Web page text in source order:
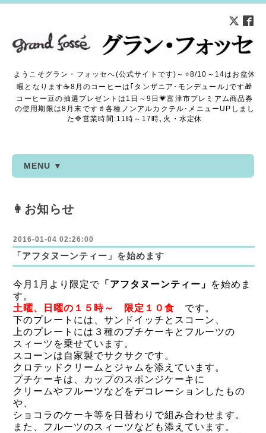
ようこそグラン・フォッセへ(公式サイトです)～⭐8/10～14はお盆休
暇となります☕8月のコーヒーは｢タンザニア･モンデュール｣です🎁
コーヒー豆の抽選プレゼントは1日～9日💗富津市プレミアム商品券
の使用期限は8月末です🥤各種ノンアルカクテル･メニューUPしまし
た🔷営業時間:11時～17時､火・水定休
MENU ▼
👩お知らせ
2016-01-04 02:26:00
「アフタヌーンティー」を始めます
今月1月より限定で 「アフタヌーンティー」
を始めま
す。
土曜、日曜の１５時～ 限定１０食 です。
下のプレートには、サンドイッチとスコーン、
上のプレートには３種のプチケーキとフルーツの
スィーツを乗せています。
スコーンは自家製でサクサクです。
クロテッドクリームとジャムを添えています。
プチケーキは、カップのスポンジケーキに
クリームやフルーツなどをデコレーションしたもの
や、
ショコラのケーキ等を日替わりで組み合わせます。
また、フルーツのスィーツなども添えています。